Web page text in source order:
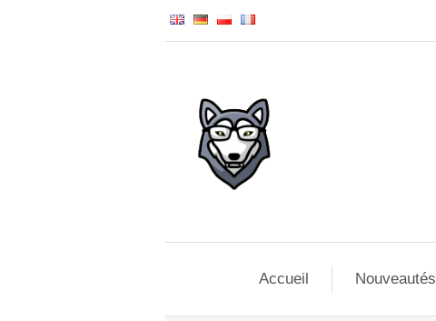
Accueil Nouveautés